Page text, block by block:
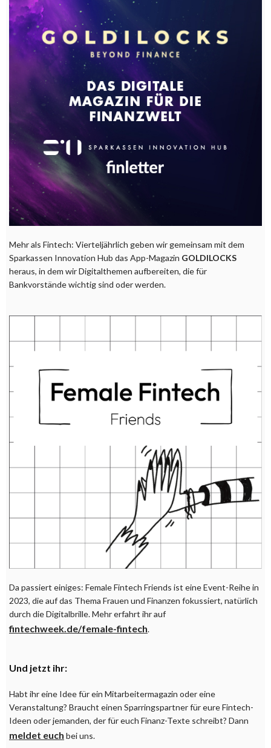
Mehr als Fintech: Vierteljährlich geben wir gemeinsam mit dem
Sparkassen Innovation Hub das App-Magazin GOLDILOCKS
heraus, in dem wir Digitalthemen aufbereiten, die für
Bankvorstände wichtig sind oder werden.
Da passiert einiges: Female Fintech Friends ist eine Event-Reihe in
2023, die auf das Thema Frauen und Finanzen fokussiert, natürlich
durch die Digitalbrille. Mehr erfahrt ihr auf
fintechweek.de/female-fintech.
Und jetzt ihr:
Habt ihr eine Idee für ein Mitarbeitermagazin oder eine
Veranstaltung? Braucht einen Sparringspartner für eure Fintech-
Ideen oder jemanden, der für euch Finanz-Texte schreibt? Dann
meldet euch bei uns.